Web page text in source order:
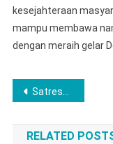
kesejahteraan
mampu membawa
dengan meraih gelar
Navigasi
pos
Satreskrim Polres Musi Rawas Ringkus Pelaku Rudapaksa Pelajar SMP
RELATED